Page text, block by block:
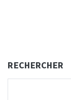
RECHERCHER